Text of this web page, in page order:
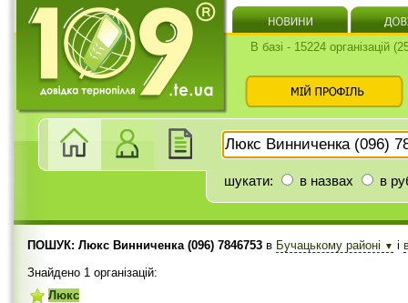
В базі - 15224 організацій
шукати: в назвах в
ПОШУК: Люкс Винниченка (096) 7846753 в Бучацькому районі ▼ і
Знайдено 1 організацій:
Люкс